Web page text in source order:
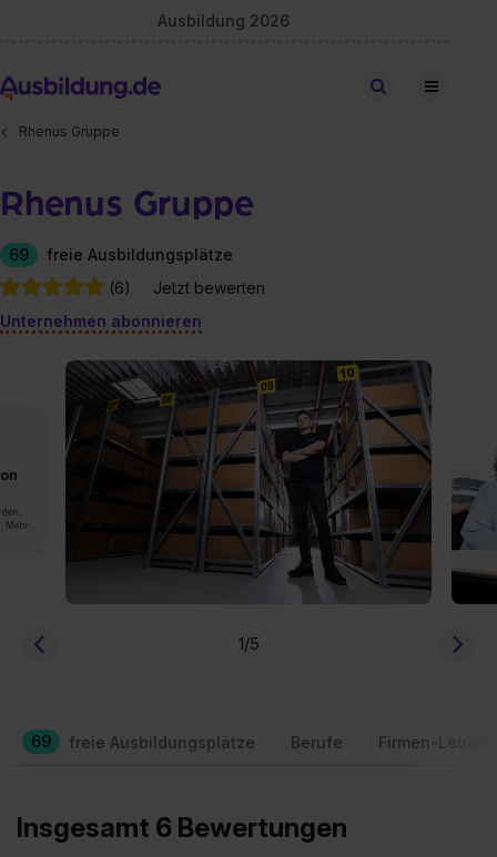
Ausbildung 2026
Stellen finden
Rhenus Gruppe
Rhenus Gruppe
69
freie Ausbildungsplätze
(6)
Jetzt bewerten
Unternehmen abonnieren
Mehr
1/5
69 freie Ausbildungsplätze Berufe Firmen-
Insgesamt 6 Bewertungen